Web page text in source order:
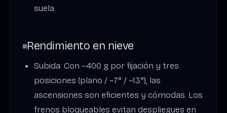
suela.
Rendimiento en nieve
Subida: Con ~400 g por fijación y tres
posiciones (plano / ~7° / ~13°), las
ascensiones son eficientes y cómodas. Los
frenos bloqueables evitan despliegues en